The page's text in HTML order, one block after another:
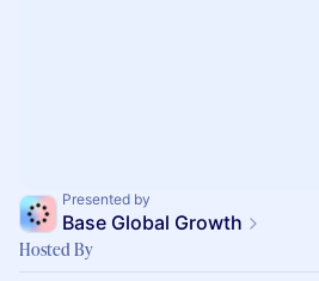
Presented by
Base Global Growth
Hosted By